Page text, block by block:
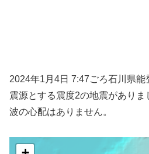
2024年1月4日 7:47ごろ石川県
震源とする震度2の地震があり
波の心配はありません。